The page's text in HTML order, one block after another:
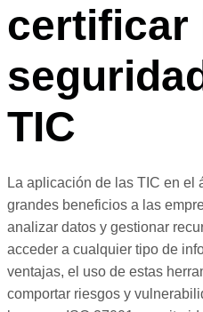
certificar
TIC
La aplicación de las TIC en el
grandes beneficios a las
analizar datos y gestionar
acceder a cualquier tipo de
ventajas, el uso de estas
comportar riesgos y